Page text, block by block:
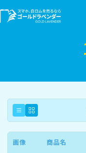
画像 商品名